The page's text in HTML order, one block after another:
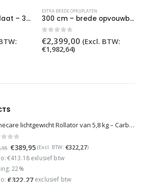
Extra brede oprijplaat – 300 cm
EXTRA BREDE OPRIJPLATEN
300 cm – brede opvouwbare oprijplaat
0out of 5
€2,399,00 (Excl. BTW:
€1,982,64)
Homecare lichtgewicht Rollator van 5,8 kg – Carbon rollator tot 150 kg draaggewicht – Dubbel opvouwbaar en inclusief reistas - Rood
of 5
Oorspronkelijke
prijs
was:
€499,95.
€389,95Huidige
prijs
€389,95.
(Excl. BTW: €322,27)
€413.18 exlusief btw
22%
€322,27exclusief btw